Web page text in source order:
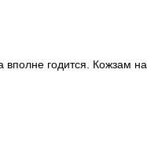
вполне годится. Кожзам на